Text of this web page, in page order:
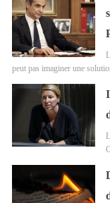
peut pas imaginer une